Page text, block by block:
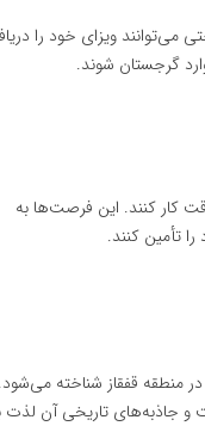
می‌توانند ویزای خود را
گرجستان شوند.
کار کنند. این فرصت‌ها به
تأمین کنند.
منطقه قفقاز شناخته
و جاذبه‌های تاریخی آن لذت